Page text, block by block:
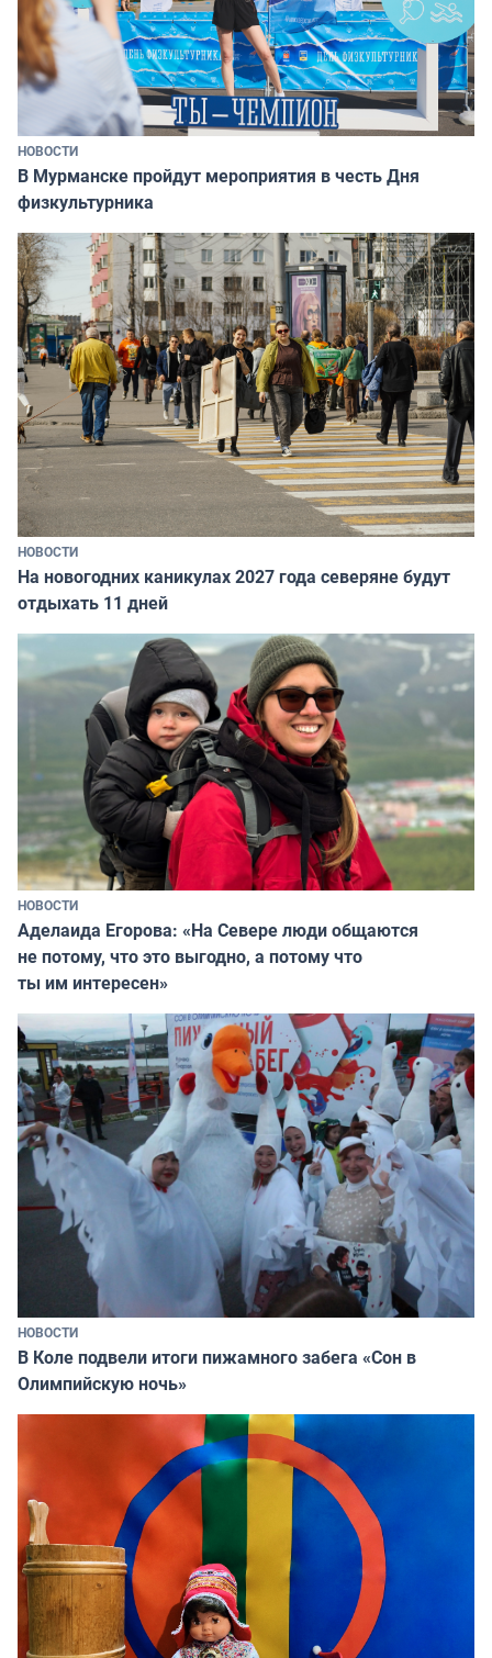
НОВОСТИ
В Мурманске пройдут мероприятия в честь Дня
физкультурника
НОВОСТИ
На новогодних каникулах 2027 года северяне будут
отдыхать 11 дней
НОВОСТИ
Аделаида Егорова: «На Севере люди общаются
не потому, что это выгодно, а потому что
ты им интересен»
НОВОСТИ
В Коле подвели итоги пижамного забега «Сон в
Олимпийскую ночь»